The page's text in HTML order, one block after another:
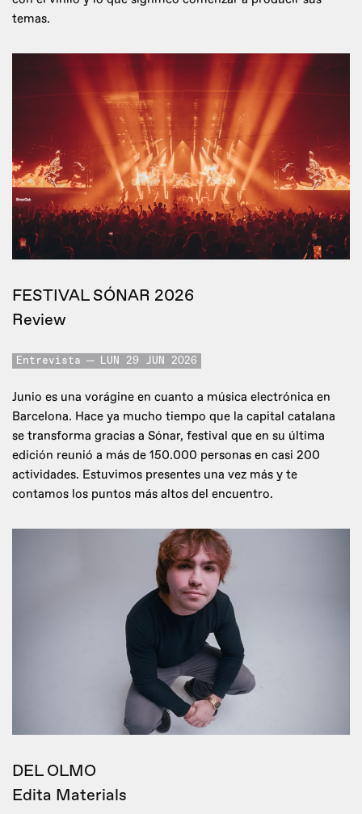
temas.
FESTIVAL SÓNAR 2026
Review
Entrevista LUN 29 JUN 2026
Junio es una vorágine en cuanto a música electrónica en
Barcelona. Hace ya mucho tiempo que la capital catalana
se transforma gracias a Sónar, festival que en su última
edición reunió a más de 150.000 personas en casi 200
actividades. Estuvimos presentes una vez más y te
contamos los puntos más altos del encuentro.
DEL OLMO
Edita Materials